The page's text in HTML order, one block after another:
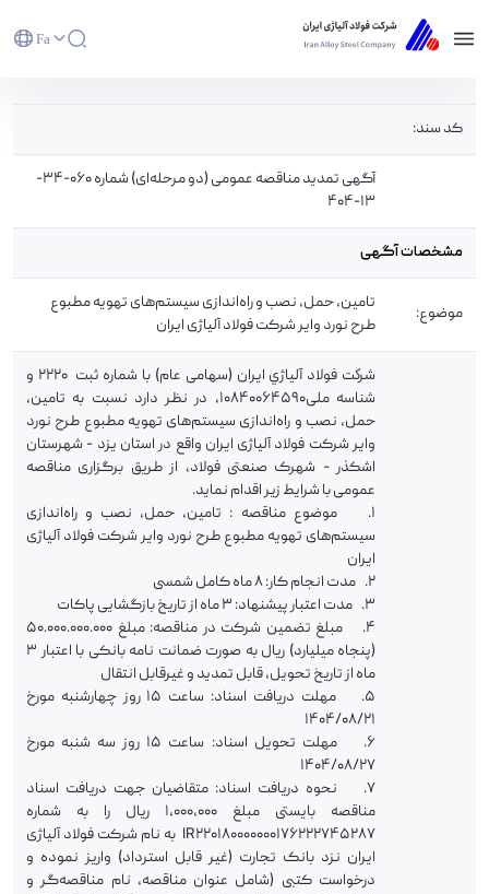
Fa
آگهی تمدید مناقصه عمومی (دو مرحله‌ای) شماره
کد سند:
آگهی تمدید مناقصه عمومی (دو مرحله‌ای) شماره 060-34-
13-404
مشخصات آگهی
موضوع:
تامین، حمل، نصب و راه‌اندازی سیستم‌های تهویه مطبوع
طرح نورد وایر شرکت فولاد آلیاژی ایران
شركت فولاد آلياژي ايران (سهامی عام) با شماره ثبت 2220 و
شناسه ملی10840064590، در نظر دارد نسبت به تامین،
حمل، نصب و راه‌اندازی سیستم‌های تهویه مطبوع طرح نورد
وایر شرکت فولاد آلیاژی ایران واقع در استان یزد - شهرستان
اشکذر - شهرک صنعتی فولاد، از طریق برگزاری مناقصه
عمومی با شرايط زیر اقدام نماید.
1. موضوع مناقصه : تامین، حمل، نصب و راه‌اندازی
سیستم‌های تهویه مطبوع طرح نورد وایر شرکت فولاد آلیاژی
ایران
2. مدت انجام کار: 8 ماه کامل شمسی
3. مدت اعتبار پیشنهاد: 3 ماه از تاریخ بازگشایی پاکات
4. مبلغ تضمین شرکت در مناقصه: مبلغ 50.000.000.000
(پنجاه میلیارد) ریال به صورت ضمانت نامه بانکی با اعتبار 3
ماه از تاریخ تحویل، قابل تمدید و غیرقابل انتقال
5. مهلت دریافت اسناد: ساعت 15 روز چهارشنبه مورخ
1404/08/21
6. مهلت تحویل اسناد: ساعت 15 روز سه شنبه مورخ
1404/08/27
7. نحوه دریافت اسناد: متقاضيان جهت دریافت اسناد
مناقصه بایستی مبلغ 1،000،000 ریال را به شماره
IR220180000000176222745287 به نام شرکت فولاد آلیاژی
ایران نزد بانک تجارت (غير قابل استرداد) واریز نموده و
درخواست کتبی (شامل عنوان مناقصه، نام مناقصه‌گر و